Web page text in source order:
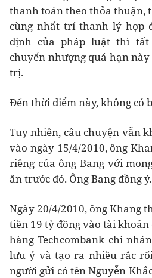
thanh toán theo thỏa thuận,
cùng nhất trí thanh lý hợp
định của pháp luật thì tất
chuyển nhượng quá hạn
trị.
Đến thời điểm này, không có
Tuy nhiên, câu chuyện vẫn
vào ngày 15/4/2010, ông
riêng của ông Bang với
ăn trước đó. Ông Bang đồng ý.
Ngày 20/4/2010, ông Khang
tiền 19 tỷ đồng vào tài khoản
hàng Techcombank chi
lưu ý và tạo ra nhiều rắc
người gửi có tên Nguyễn